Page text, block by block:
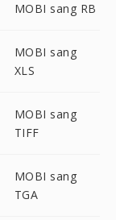
MOBI sang RB
MOBI sang
XLS
MOBI sang
TIFF
MOBI sang
TGA